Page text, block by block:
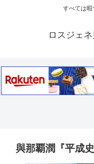
すべては暇
ロスジェ
與那覇潤『平成史